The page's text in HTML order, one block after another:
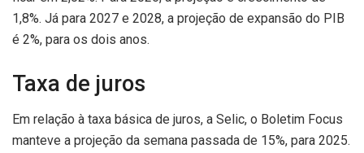
1,8%. Já para 2027 e 2028, a projeção de expansão do PIB
é 2%, para os dois anos.
Taxa de juros
Em relação à taxa básica de juros, a Selic, o Boletim Focus
manteve a projeção da semana passada de 15%, para 2025.